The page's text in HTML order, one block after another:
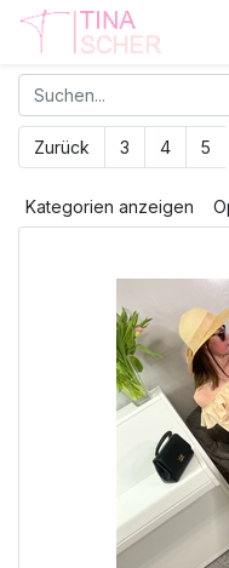
Zurück 3 4 5
Kategorien anzeigen